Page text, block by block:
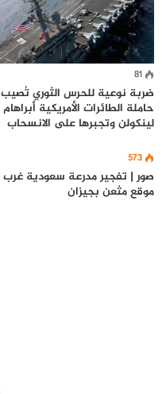
81
ضربة نوعية للحرس الثوري تُصيب
حاملة الطائرات الأمريكية أبراهام
لينكولن وتجبرها على الانسحاب
573
صور | تفجير مدرعة سعودية غرب
موقع مثعن بجيزان